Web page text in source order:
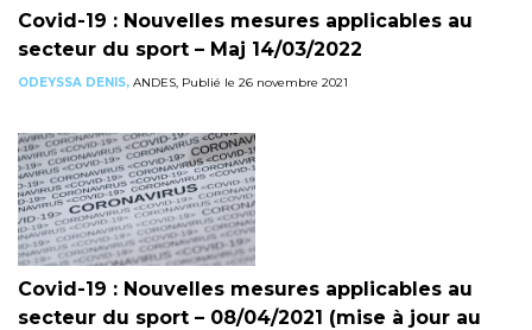
Covid-19 : Nouvelles mesures applicables au
secteur du sport – Maj 14/03/2022
ODEYSSA DENIS, ANDES, Publié le 26 novembre 2021
Covid-19 : Nouvelles mesures applicables au
secteur du sport – 08/04/2021 (mise à jour au